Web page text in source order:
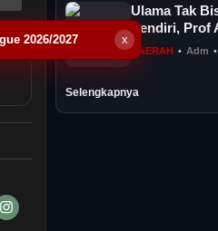
Ulama Tak
Sendiri, Prof
Tholabi
Ijtihad
DAERAH • Adm •
Selengkapnya
x
2026/2027